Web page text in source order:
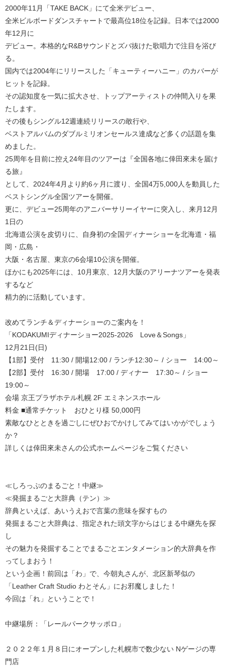
2000年11月「TAKE BACK」にて全米デビュー、
全米ビルボードダンスチャートで最高位18位を記録。日本では2000
年12月に
デビュー。本格的なR&Bサウンドとズバ抜けた歌唱力で注目を浴び
る。
国内では2004年にリリースした「キューティーハニー」のカバーが
ヒットを記録。
その認知度を一気に拡大させ、トップアーティストの仲間入りを果
たします。
その後もシングル12週連続リリースの敢行や、
ベストアルバムのダブルミリオンセールス達成など多くの話題を集
めました。
25周年を目前に控え24年目のツアーは『全国各地に倖田來未を届け
る旅』
として、2024年4月より約6ヶ月に渡り、全国4万5,000人を動員した
ベストシングル全国ツアーを開催。
更に、デビュー25周年のアニバーサリーイヤーに突入し、来月12月
1日の
北海道公演を皮切りに、自身初の全国ディナーショーを北海道・福
岡・広島・
大阪・名古屋、東京の6会場10公演を開催。
ほかにも2025年には、10月東京、12月大阪のアリーナツアーを発表
するなど
精力的に活動しています。
改めてランチ＆ディナーショーのご案内を！
「KODAKUMIディナーショー2025-2026 Love＆Songs」
12月21日(日)
【1部】受付 11:30 / 開場12:00 / ランチ12:30～ / ショー 14:00～
【2部】受付 16:30 / 開場 17:00 / ディナー 17:30～ / ショー
19:00～
会場 京王プラザホテル札幌 2F エミネンスホール
料金 ■通常チケット おひとり様 50,000円
素敵なひとときを過ごしにぜひおでかけしてみてはいかがでしょう
か？
詳しくは倖田來未さんの公式ホームページをご覧ください
≪しろっぷのまるごと！中継≫
≪発掘まるごと大辞典（テン）≫
辞典といえば、あいうえおで言葉の意味を探すもの
発掘まるごと大辞典は、指定された頭文字からはじまる中継先を探
し
その魅力を発掘することでまるごとエンタメーション的大辞典を作
ってしまおう！
という企画！前回は「わ」で、今朝丸さんが、北区新琴似の
「Leather Craft Studio わとそん」にお邪魔しました！
今回は「れ」ということで！
中継場所：「レールパークサッポロ」
２０２２年１月８日にオープンした札幌市で数少ない Nゲージの専
門店